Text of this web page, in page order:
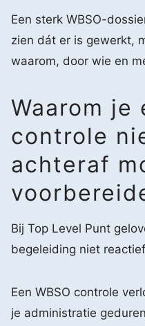
Een sterk WBSO-
zien dát er is gewerkt,
waarom, door wie en
Waarom je
controle
achteraf
Bij Top Level Punt
begeleiding niet
Een WBSO controle
je administratie